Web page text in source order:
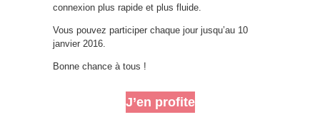
connexion plus rapide et plus fluide.
Vous pouvez participer chaque jour jusqu’au 10
janvier 2016.
Bonne chance à tous !
J’en profite